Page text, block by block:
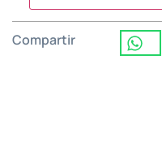
Compartir